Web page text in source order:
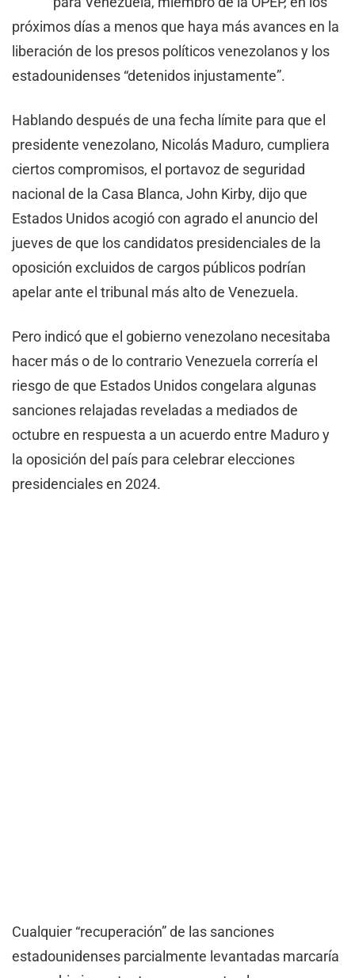
próximos días a menos que haya más avances en la
liberación de los presos políticos venezolanos y los
estadounidenses “detenidos injustamente”.
Hablando después de una fecha límite para que el
presidente venezolano, Nicolás Maduro, cumpliera
ciertos compromisos, el portavoz de seguridad
nacional de la Casa Blanca, John Kirby, dijo que
Estados Unidos acogió con agrado el anuncio del
jueves de que los candidatos presidenciales de la
oposición excluidos de cargos públicos podrían
apelar ante el tribunal más alto de Venezuela.
Pero indicó que el gobierno venezolano necesitaba
hacer más o de lo contrario Venezuela correría el
riesgo de que Estados Unidos congelara algunas
sanciones relajadas reveladas a mediados de
octubre en respuesta a un acuerdo entre Maduro y
la oposición del país para celebrar elecciones
presidenciales en 2024.
Cualquier “recuperación” de las sanciones
estadounidenses parcialmente levantadas marcaría